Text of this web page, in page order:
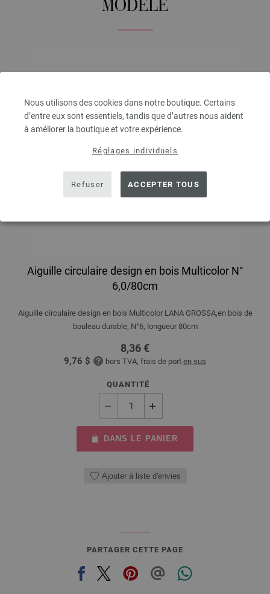
Nous utilisons des cookies dans notre boutique. Certains
d’entre eux sont essentiels, tandis que d’autres nous aident
à améliorer la boutique et votre expérience.
Réglages individuels
Refuser ACCEPTER TOUS
MODÈLE
Aiguille circulaire design en bois Multicolor N°
6,0/80cm
Aiguille circulaire design en bois Multicolor LANA GROSSA,en bois de
bouleau durable, N°6, longueur 80cm
8,36 €
9,76 $ hors TVA, frais de port en sus
QUANTITÉ
DANS LE PANIER
Ajouter à liste d'envies
PARTAGER CETTE PAGE